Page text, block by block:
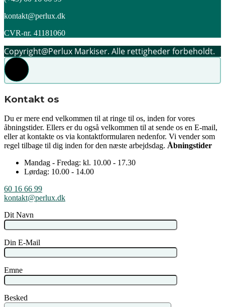
kontakt@perlux.dk
CVR-nr. 41181060
Copyright@Perlux Markiser. Alle rettigheder forbeholdt.
Kontakt os
Du er mere end velkommen til at ringe til os, inden for vores
åbningstider. Ellers er du også velkommen til at sende os en E-mail,
eller at kontakte os via kontaktformularen nedenfor. Vi vender som
regel tilbage til dig inden for den næste arbejdsdag. Åbningstider
Mandag - Fredag: kl. 10.00 - 17.30
Lørdag: 10.00 - 14.00
60 16 66 99
kontakt@perlux.dk
Dit Navn
Din E-Mail
Emne
Besked